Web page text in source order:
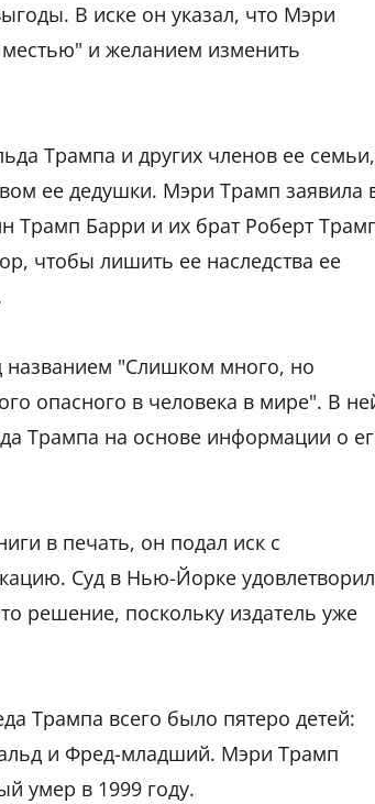
В иске он указал, что Мэри
и желанием изменить
Трампа и других членов ее семьи,
ее дедушки. Мэри Трамп заявила
Трамп Барри и их брат Роберт
чтобы лишить ее наследства ее
названием "Слишком много, но
опасного в человека в мире". В
Трампа на основе информации о
в печать, он подал иск с
Суд в Нью-Йорке удовлетворил
решение, поскольку издатель уже
Трампа всего было пятеро детей:
и Фред-младший. Мэри Трамп
умер в 1999 году.